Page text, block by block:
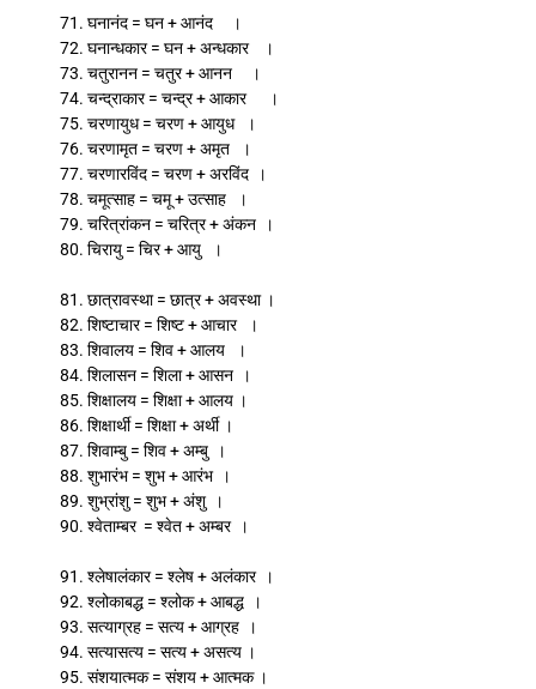
71. घनानंद = घन + आनंद ।
72. घनान्धकार = घन + अन्धकार ।
73. चतुरानन = चतुर + आनन ।
74. चन्द्राकार = चन्द्र + आकार ।
75. चरणायुध = चरण + आयुध ।
76. चरणामृत = चरण + अमृत ।
77. चरणारविंद = चरण + अरविंद ।
78. चमूत्साह = चमू + उत्साह ।
79. चरित्रांकन = चरित्र + अंकन ।
80. चिरायु = चिर + आयु ।
81. छात्रावस्था = छात्र + अवस्था ।
82. शिष्टाचार = शिष्ट + आचार ।
83. शिवालय = शिव + आलय ।
84. शिलासन = शिला + आसन ।
85. शिक्षालय = शिक्षा + आलय ।
86. शिक्षार्थी = शिक्षा + अर्थी ।
87. शिवाम्बु = शिव + अम्बु ।
88. शुभारंभ = शुभ + आरंभ ।
89. शुभ्रांशु = शुभ + अंशु ।
90. श्वेताम्बर = श्वेत + अम्बर ।
91. श्लेषालंकार = श्लेष + अलंकार ।
92. श्लोकाबद्ध = श्लोक + आबद्ध ।
93. सत्याग्रह = सत्य + आग्रह ।
94. सत्यासत्य = सत्य + असत्य ।
95. संशयात्मक = संशय + आत्मक ।